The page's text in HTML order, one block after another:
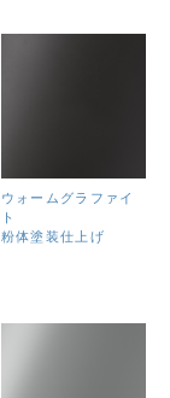
ウォームグラファイ
ト
粉体塗装仕上げ